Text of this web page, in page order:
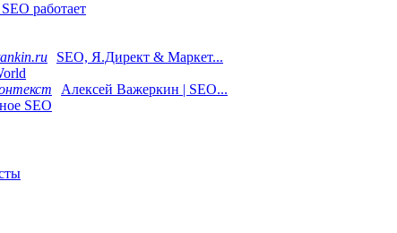
работает
SEO, Я.Директ & Маркет...
Алексей Важеркин | SEO...
SEO